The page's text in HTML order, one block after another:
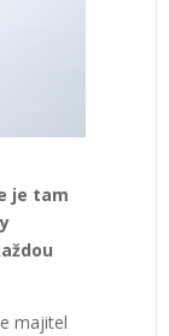
je tam
majitel